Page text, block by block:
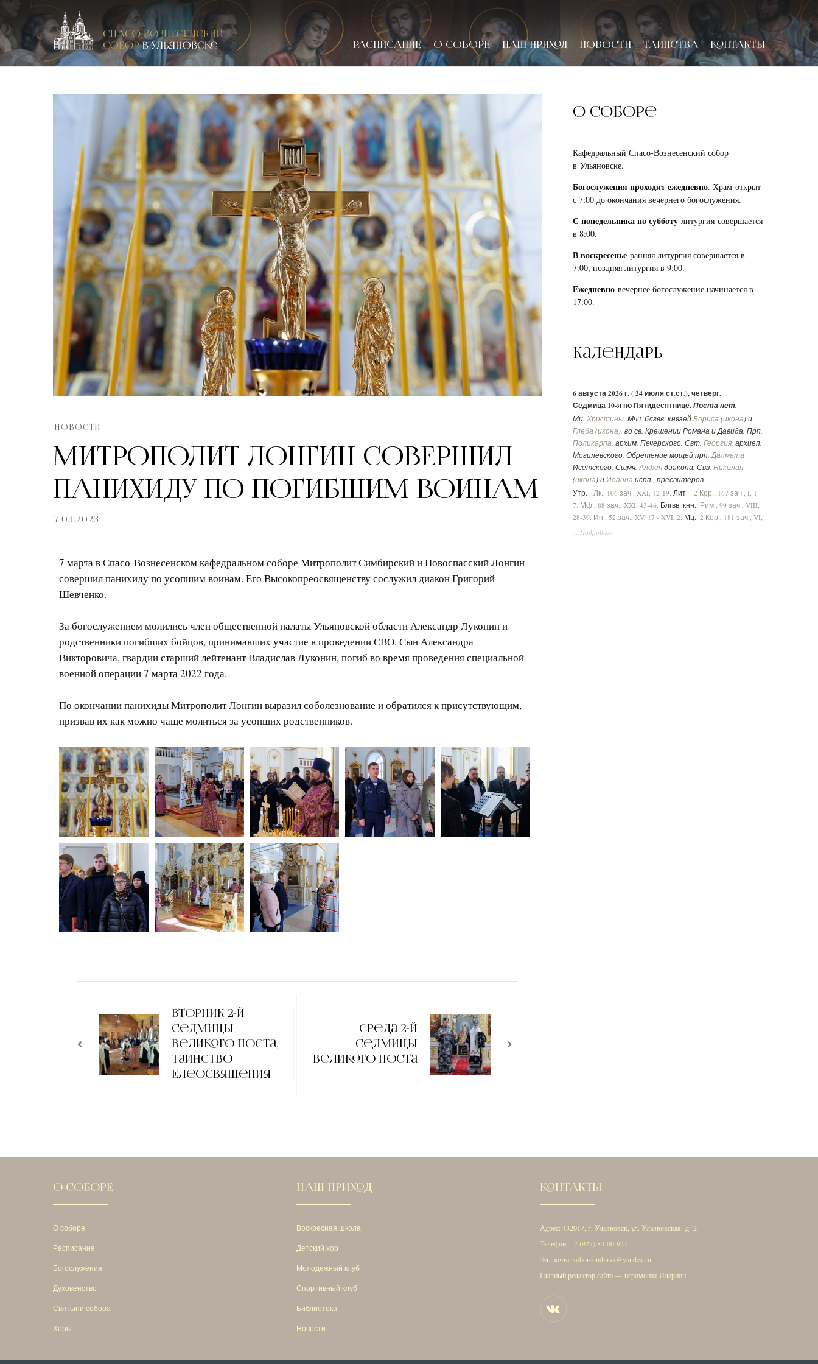
Спасо-Вознесенский кафедральный собор в Ульяновске
РАСПИСАНИЕ О СОБОРЕ НАШ ПРИХОД НОВОСТИ ТАИНСТВА КОНТАКТЫ
НОВОСТИ
МИТРОПОЛИТ ЛОНГИН СОВЕРШИЛ
ПАНИХИДУ ПО ПОГИБШИМ ВОИНАМ
7.03.2023
7 марта в Спасо-Вознесенском кафедральном соборе Митрополит Симбирский и Новоспасский Лонгин
совершил панихиду по усопшим воинам. Его Высокопреосвященству сослужил диакон Григорий
Шевченко.
За богослужением молились член общественной палаты Ульяновской области Александр Луконин и
родственники погибших бойцов, принимавших участие в проведении СВО. Сын Александра
Викторовича, гвардии старший лейтенант Владислав Луконин, погиб во время проведения специальной
военной операции 7 марта 2022 года.
По окончании панихиды Митрополит Лонгин выразил соболезнование и обратился к присутствующим,
призвав их как можно чаще молиться за усопших родственников.
Вторник 2-й
седмицы
Великого поста,
таинство
Елеосвящения
Среда 2-й
седмицы
Великого поста
О соборе
Кафедральный Спасо-Вознесенский собор
в Ульяновске.
Богослужения проходят ежедневно. Храм открыт
с 7:00 до окончания вечернего богослужения.
С понедельника по субботулитургия совершается
в 8:00.
В воскресеньеранняя литургия совершается в
7:00, поздняя литургия в 9:00.
Ежедневновечернее богослужение начинается в
17:00.
Календарь
6 августа 2026 г. ( 24 июля ст.ст.), четверг.
Седмица 10-я по Пятидесятнице.Поста нет.
Мц.Христины. Мчч. блгвв. князейБориса (икона) и
Глеба (икона), во св. Крещении Романа и Давида. Прп.
Поликарпа, архим. Печерского. Свт.Георгия, архиеп.
Могилевского. Обретение мощей прп.Далмата
Исетского. Сщмч.Алфея диакона. Свв.Николая
(икона) иИоанна испп., пресвитеров.
Утр. -Лк., 106 зач., XXI, 12-19. Лит. -2 Кор., 167 зач., I, 1-
7. Мф., 88 зач., XXI, 43-46. Блгвв. кнн.: Рим., 99 зач., VIII,
28-39. Ин., 52 зач., XV, 17 - XVI, 2. Мц.:2 Кор., 181 зач., VI,
1-10. Лк., 33 зач., VII, 36-50
... Подробнее
О СОБОРЕ
О соборе
Расписание
Богослужения
Духовенство
Святыни собора
Хоры
НАШ ПРИХОД
Воскресная школа
Детский хор
Молодежный клуб
Спортивный клуб
Библиотека
Новости
КОНТАКТЫ
Адрес: 432017, г. Ульяновск, ул. Ульяновская, д. 2
Телефон: +7 (927) 83-00-927
Эл. почта: sobor-simbirsk@yandex.ru
Главный редактор сайта — иеромонах Иларион